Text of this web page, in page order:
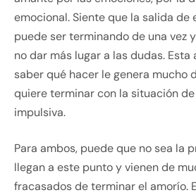
emocional. Siente que la salida de
puede ser terminando de una vez
no dar más lugar a las dudas.
saber qué hacer le genera mucho
quiere terminar con la situación
impulsiva.
Para ambos, puede que no sea la
llegan a este punto y vienen de
fracasados de terminar el amorío.